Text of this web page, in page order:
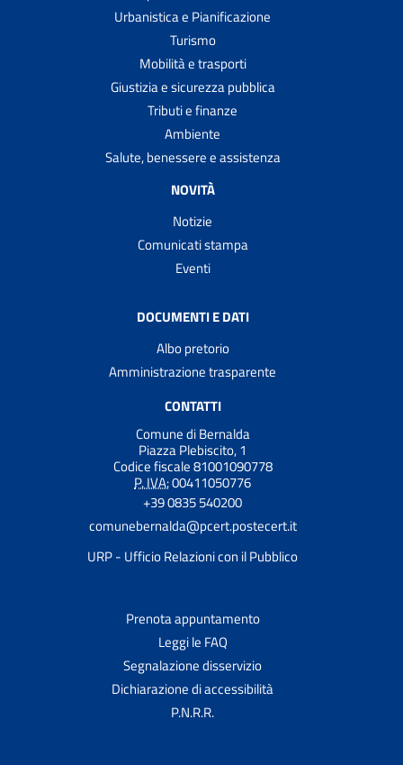
Urbanistica e Pianificazione
Turismo
Mobilità e trasporti
Giustizia e sicurezza pubblica
Tributi e finanze
Ambiente
Salute, benessere e assistenza
NOVITÀ
Notizie
Comunicati stampa
Eventi
DOCUMENTI E DATI
Albo pretorio
Amministrazione trasparente
CONTATTI
Comune di Bernalda
Piazza Plebiscito, 1
Codice fiscale 81001090778
P. IVA:00411050776
+39 0835 540200
comunebernalda@pcert.postecert.it
URP - Ufficio Relazioni con il Pubblico
Prenota appuntamento
Leggi le FAQ
Segnalazione disservizio
Dichiarazione di accessibilità
P.N.R.R.